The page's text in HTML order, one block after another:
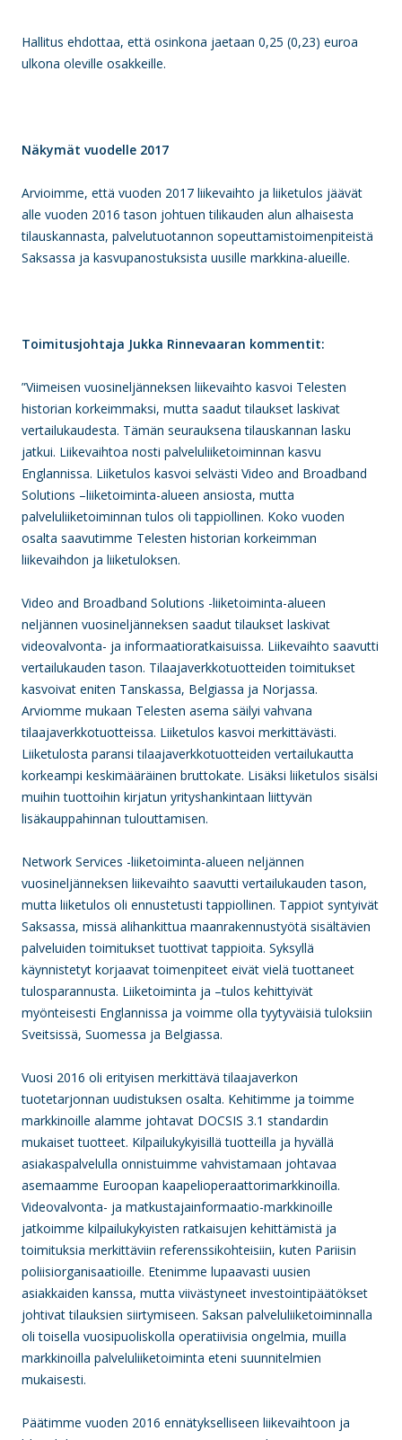
Hallitus ehdottaa, että osinkona jaetaan 0,25 (0,23) euroa
ulkona oleville osakkeille.
Näkymät vuodelle 2017
Arvioimme, että vuoden 2017 liikevaihto ja liiketulos jäävät
alle vuoden 2016 tason johtuen tilikauden alun alhaisesta
tilauskannasta, palvelutuotannon sopeuttamistoimenpiteistä
Saksassa ja kasvupanostuksista uusille markkina-alueille.
Toimitusjohtaja Jukka Rinnevaaran kommentit:
”Viimeisen vuosineljänneksen liikevaihto kasvoi Telesten
historian korkeimmaksi, mutta saadut tilaukset laskivat
vertailukaudesta. Tämän seurauksena tilauskannan lasku
jatkui. Liikevaihtoa nosti palveluliiketoiminnan kasvu
Englannissa. Liiketulos kasvoi selvästi Video and Broadband
Solutions –liiketoiminta-alueen ansiosta, mutta
palveluliiketoiminnan tulos oli tappiollinen. Koko vuoden
osalta saavutimme Telesten historian korkeimman
liikevaihdon ja liiketuloksen.
Video and Broadband Solutions -liiketoiminta-alueen
neljännen vuosineljänneksen saadut tilaukset laskivat
videovalvonta- ja informaatioratkaisuissa. Liikevaihto saavutti
vertailukauden tason. Tilaajaverkkotuotteiden toimitukset
kasvoivat eniten Tanskassa, Belgiassa ja Norjassa.
Arviomme mukaan Telesten asema säilyi vahvana
tilaajaverkkotuotteissa. Liiketulos kasvoi merkittävästi.
Liiketulosta paransitilaajaverkkotuotteiden vertailukautta
korkeampi keskimääräinen bruttokate. Lisäksi liiketulos sisälsi
muihin tuottoihin kirjatun yrityshankintaan liittyvän
lisäkauppahinnan tulouttamisen.
Network Services -liiketoiminta-alueen neljännen
vuosineljänneksen liikevaihto saavutti vertailukauden tason,
mutta liiketulos oli ennustetusti tappiollinen. Tappiot syntyivät
Saksassa, missä alihankittua maanrakennustyötä sisältävien
palveluiden toimitukset tuottivat tappioita. Syksyllä
käynnistetyt korjaavat toimenpiteet eivät vielä tuottaneet
tulosparannusta. Liiketoiminta ja –tulos kehittyivät
myönteisesti Englannissa ja voimme olla tyytyväisiä tuloksiin
Sveitsissä, Suomessa ja Belgiassa.
Vuosi 2016 oli erityisen merkittävä tilaajaverkon
tuotetarjonnan uudistuksen osalta. Kehitimme ja toimme
markkinoille alamme johtavat DOCSIS 3.1 standardin
mukaiset tuotteet. Kilpailukykyisillä tuotteilla ja hyvällä
asiakaspalvelulla onnistuimme vahvistamaan johtavaa
asemaamme Euroopan kaapelioperaattorimarkkinoilla.
Videovalvonta- ja matkustajainformaatio-markkinoille
jatkoimme kilpailukykyisten ratkaisujen kehittämistä ja
toimituksia merkittäviin referenssikohteisiin, kuten Pariisin
poliisiorganisaatioille. Etenimme lupaavasti uusien
asiakkaiden kanssa, mutta viivästyneet investointipäätökset
johtivat tilauksien siirtymiseen. Saksan palveluliiketoiminnalla
oli toisella vuosipuoliskolla operatiivisia ongelmia, muilla
markkinoilla palveluliiketoiminta eteni suunnitelmien
mukaisesti.
Päätimme vuoden 2016 ennätykselliseen liikevaihtoon ja